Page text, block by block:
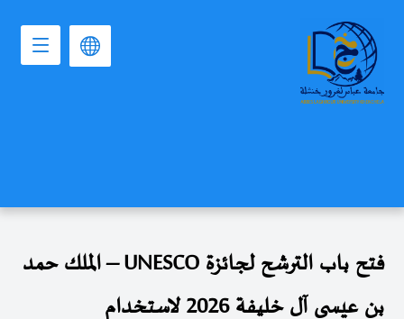
فتح باب الترشح لجائزة UNESCO – الملك حمد
بن عيسى آل خليفة 2026 لاستخدام